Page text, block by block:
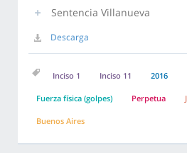
Sentencia Villanueva
Descarga
Inciso 1 Inciso 11 2016
Fuerza física (golpes) Perpetua
Buenos Aires